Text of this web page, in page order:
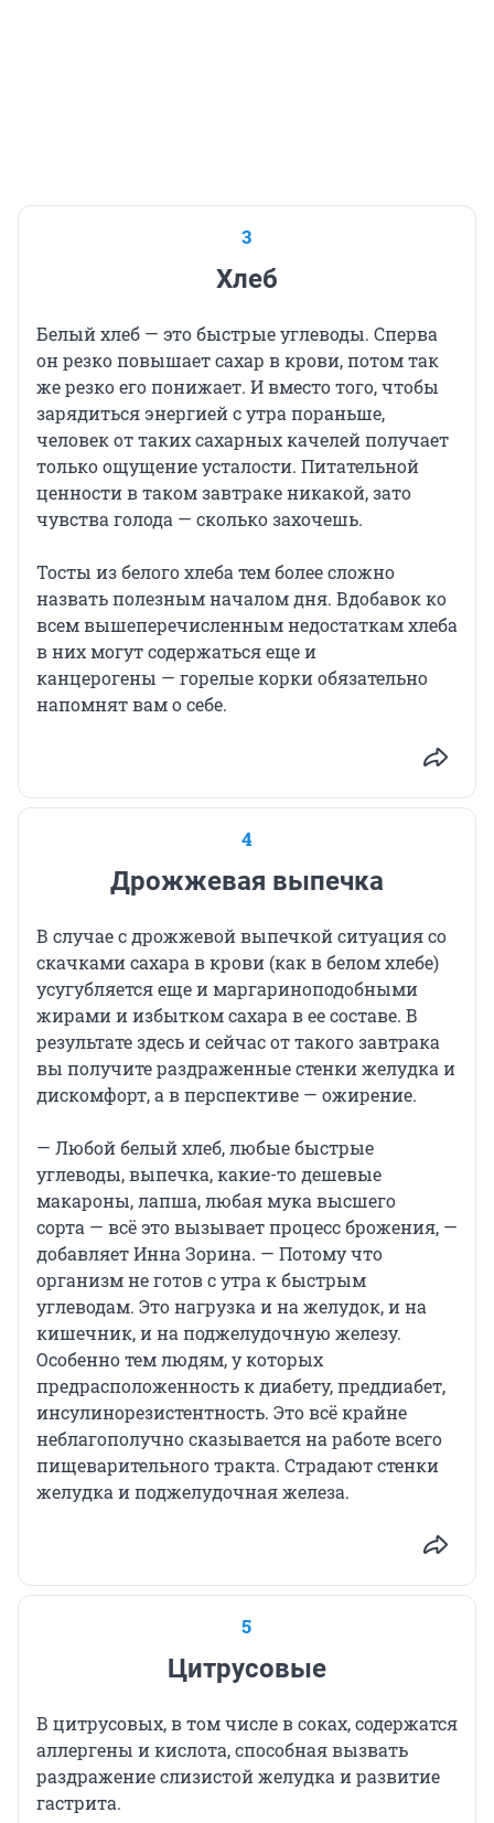
3
Хлеб
Белый хлеб — это быстрые углеводы. Сперва
он резко повышает сахар в крови, потом так
же резко его понижает. И вместо того, чтобы
зарядиться энергией с утра пораньше,
человек от таких сахарных качелей получает
только ощущение усталости. Питательной
ценности в таком завтраке никакой, зато
чувства голода — сколько захочешь.
Тосты из белого хлеба тем более сложно
назвать полезным началом дня. Вдобавок ко
всем вышеперечисленным недостаткам хлеба
в них могут содержаться еще и
канцерогены — горелые корки обязательно
напомнят вам о себе.
4
Дрожжевая выпечка
В случае с дрожжевой выпечкой ситуация со
скачками сахара в крови (как в белом хлебе)
усугубляется еще и маргариноподобными
жирами и избытком сахара в ее составе. В
результате здесь и сейчас от такого завтрака
вы получите раздраженные стенки желудка и
дискомфорт, а в перспективе — ожирение.
— Любой белый хлеб, любые быстрые
углеводы, выпечка, какие-то дешевые
макароны, лапша, любая мука высшего
сорта — всё это вызывает процесс брожения, —
добавляет Инна Зорина. — Потому что
организм не готов с утра к быстрым
углеводам. Это нагрузка и на желудок, и на
кишечник, и на поджелудочную железу.
Особенно тем людям, у которых
предрасположенность к диабету, преддиабет,
инсулинорезистентность. Это всё крайне
неблагополучно сказывается на работе всего
пищеварительного тракта. Страдают стенки
желудка и поджелудочная железа.
5
Цитрусовые
В цитрусовых, в том числе в соках, содержатся
аллергены и кислота, способная вызвать
раздражение слизистой желудка и развитие
гастрита.